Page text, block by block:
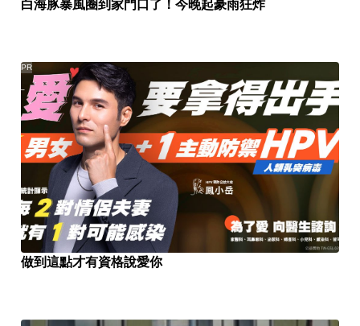
白海豚暴風圈到家門口了！今晚起豪雨狂炸
做到這點才有資格說愛你
PR